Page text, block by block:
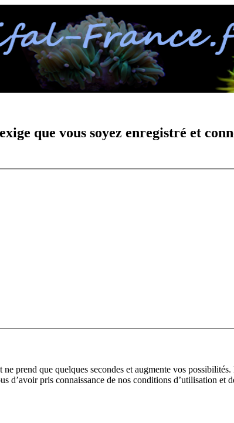
que vous soyez enregistré et
prend que quelques secondes et augmente vos
d’avoir pris connaissance de nos conditions d’utilisation